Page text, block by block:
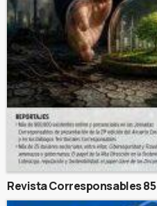
Revista Corresponsables 85